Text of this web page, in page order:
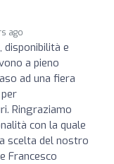
ago
e
a pieno
ad una fiera
Ringraziamo
con la quale
scelta del nostro
Francesco